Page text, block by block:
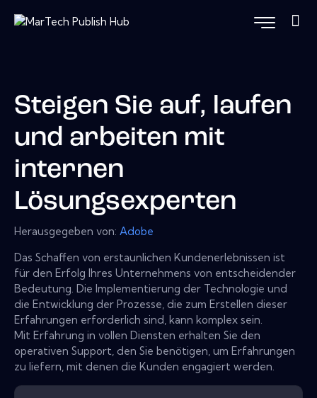
Steigen Sie auf, laufen
und arbeiten mit
internen
Lösungsexperten
Herausgegeben von: Adobe
Das Schaffen von erstaunlichen Kundenerlebnissen ist
für den Erfolg Ihres Unternehmens von entscheidender
Bedeutung. Die Implementierung der Technologie und
die Entwicklung der Prozesse, die zum Erstellen dieser
Erfahrungen erforderlich sind, kann komplex sein.
Mit Erfahrung in vollen Diensten erhalten Sie den
operativen Support, den Sie benötigen, um Erfahrungen
zu liefern, mit denen die Kunden engagiert werden.